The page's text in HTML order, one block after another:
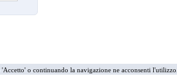
o continuando la navigazione ne acconsenti l'utilizzo.